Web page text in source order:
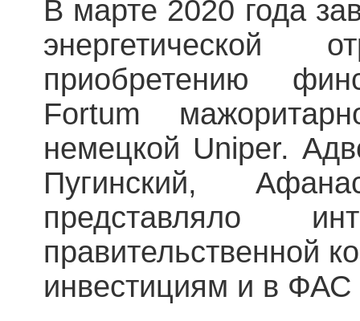
В марте 2020 года
энергетической
приобретению
Fortum
немецкой Uniper.
Пугинский,
представляло
правительственной
инвестициям и в ФАС